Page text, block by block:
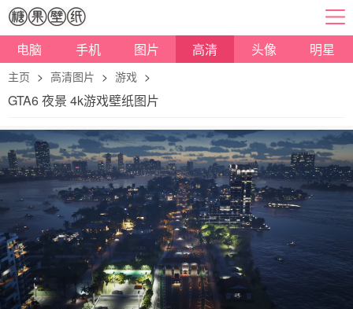
电脑 手机 图片 高清 头像 明星
主页 > 高清图片 > 游戏 >
GTA6 夜景 4k游戏壁纸图片